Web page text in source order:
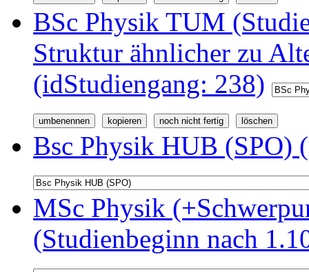
BSc Physik TUM
Struktur ähnlicher zu
(idStudiengang: 238)
Bsc Physik HUB (SPO)
MSc Physik
(Studienbeginn nach